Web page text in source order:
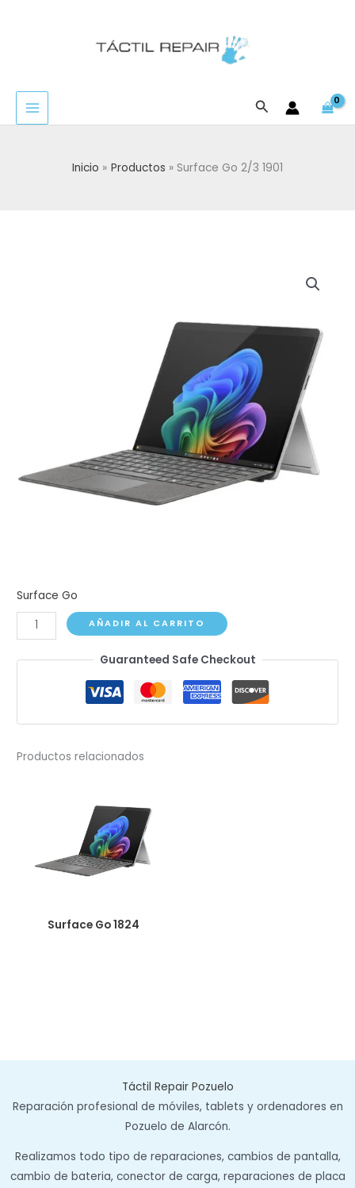
Buscar
Inicio Productos Surface Go 2/3 1901
Surface Go
Surface
Go
2/3
AÑADIR AL CARRITO
Guaranteed Safe Checkout
Productos relacionados
Surface Go 1824
Táctil Repair Pozuelo
Reparación profesional de móviles, tablets y ordenadores en
Pozuelo de Alarcón.
Realizamos todo tipo de reparaciones, cambios de pantalla,
cambio de bateria, conector de carga, reparaciones de placa